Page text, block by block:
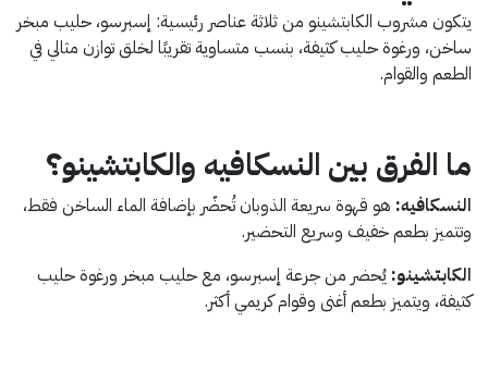
يتكون مشروب الكابتشينو من ثلاثة عناصر رئيسية: إسبرسو، حليب مبخر
ساخن، ورغوة حليب كثيفة، بنسب متساوية تقريبًا لخلق توازن مثالي في
الطعم والقوام.
ما الفرق بين النسكافيه والكابتشينو؟
النسكافيه: هو قهوة سريعة الذوبان تُحضّر بإضافة الماء الساخن فقط،
وتتميز بطعم خفيف وسريع التحضير.
الكابتشينو: يُحضر من جرعة إسبرسو، مع حليب مبخر ورغوة حليب
كثيفة، ويتميز بطعم أغنى وقوام كريمي أكثر.